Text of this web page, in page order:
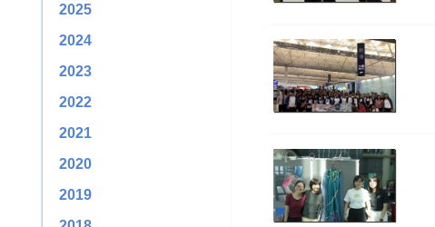
2025
2024
2023
2022
2021
2020
2019